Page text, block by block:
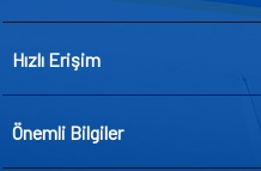
Hızlı Erişim
Önemli Bilgiler